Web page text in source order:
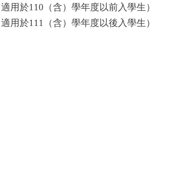
適用於110（含） 學年度以前入學生）
適用於111 （含） 學年度以後入學生 ）